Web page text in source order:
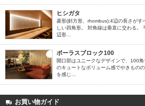
ヒシガタ
菱形(斜方形、rhombus):4辺の長さがす
しい四角形。 対角線は垂直に交わる。
辺形…
ポーラスブロック100
開口部はユニークなデザインで、100角
のキュートなボリューム感でやきもの
を感じ…
お買い物ガイド